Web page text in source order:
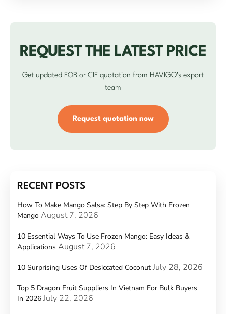
REQUEST THE LATEST PRICE
Get updated FOB or CIF quotation from HAVIGO’s export
team
Request quotation now
RECENT POSTS
How To Make Mango Salsa: Step By Step With Frozen
Mango August 7, 2026
10 Essential Ways To Use Frozen Mango: Easy Ideas &
Applications August 7, 2026
10 Surprising Uses Of Desiccated Coconut July 28, 2026
Top 5 Dragon Fruit Suppliers In Vietnam For Bulk Buyers
In 2026 July 22, 2026